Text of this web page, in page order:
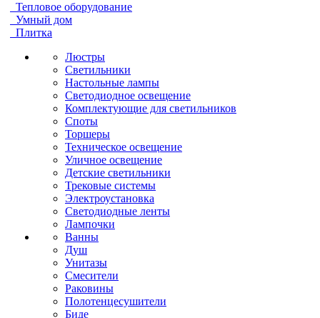
Тепловое оборудование
Умный дом
Плитка
Люстры
Светильники
Настольные лампы
Светодиодное освещение
Комплектующие для светильников
Споты
Торшеры
Техническое освещение
Уличное освещение
Детские светильники
Трековые системы
Электроустановка
Светодиодные ленты
Лампочки
Ванны
Душ
Унитазы
Смесители
Раковины
Полотенцесушители
Биде